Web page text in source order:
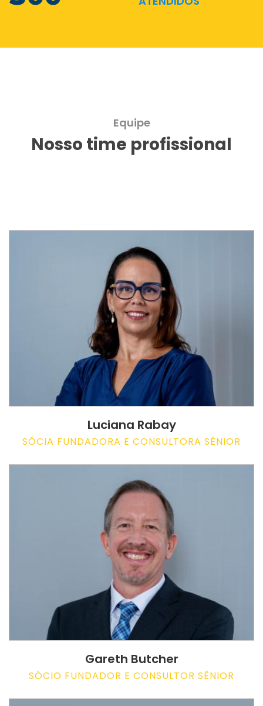
Equipe
Nosso time profissional
Luciana Rabay
SÓCIA FUNDADORA E CONSULTORA SÊNIOR
Gareth Butcher
SÓCIO FUNDADOR E CONSULTOR SÊNIOR